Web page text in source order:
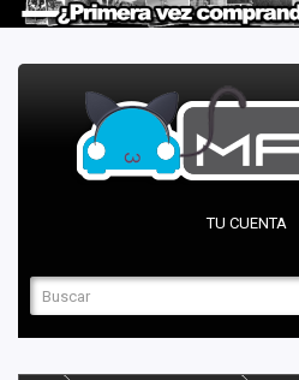
TU CUENTA